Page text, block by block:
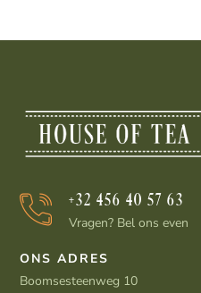
+32 456 40 57 63
Vragen? Bel ons even
ONS ADRES
Boomsesteenweg 10